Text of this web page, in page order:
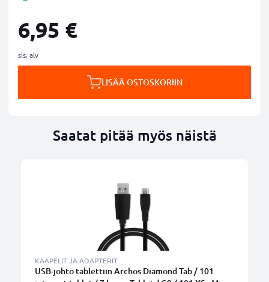
6,95 €
sis. alv
LISÄÄ OSTOSKORIIN
Saatat pitää myös näistä
KAAPELIT JA ADAPTERIT
USB-johto tablettiin Archos Diamond Tab / 101